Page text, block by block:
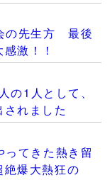
の先生方 最後
激！！
の1人として、
れました
てきた熱き留
爆大熱狂の